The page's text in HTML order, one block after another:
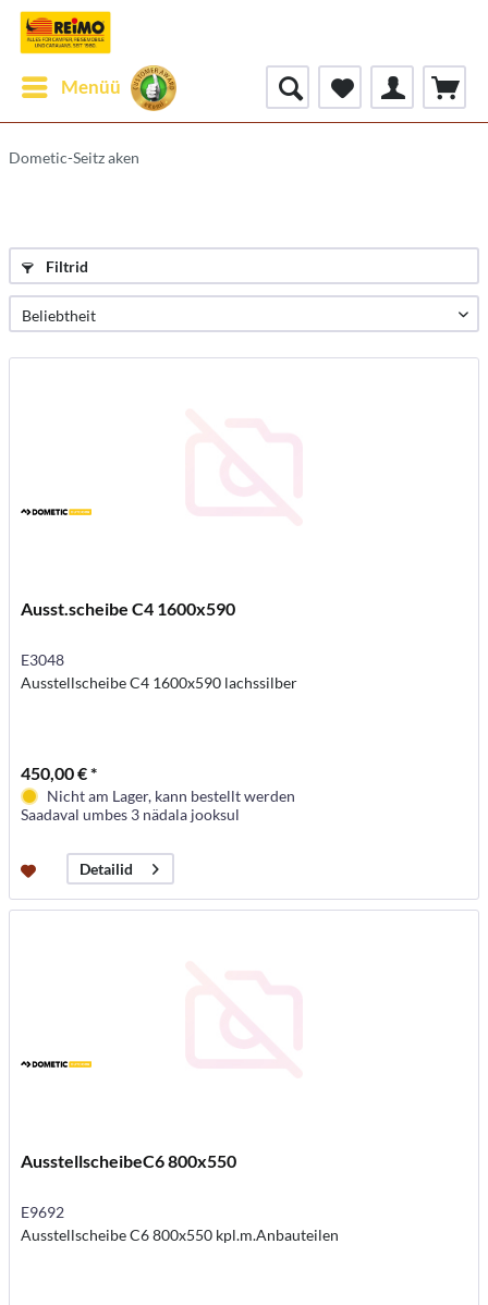
Menüü
Dometic-Seitz aken
Filtrid
Ausst.scheibe C4 1600x590
E3048
Ausstellscheibe C4 1600x590 lachssilber
450,00 € *
Nicht am Lager, kann bestellt werden
Saadaval umbes 3 nädala jooksul
Detailid
AusstellscheibeC6 800x550
E9692
Ausstellscheibe C6 800x550 kpl.m.Anbauteilen